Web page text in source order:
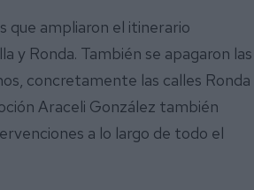
que ampliaron el itinerario
y Ronda. También se apagaron las
concretamente las calles Ronda
Araceli González también
a lo largo de todo el